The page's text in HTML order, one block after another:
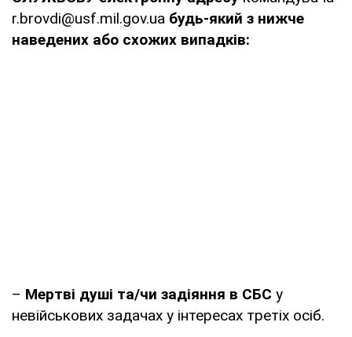
r.brovdi@usf.mil.gov.ua будь-який з нижче
наведених або схожих випадків:
– Мертві душі та/чи задіяння в СБС у
невійськових задачах у інтересах третіх осіб.